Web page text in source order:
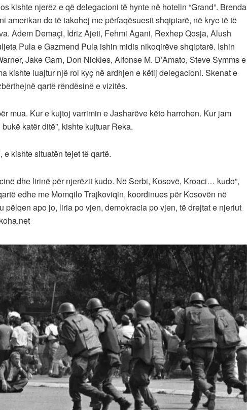
kishte njerëz e që delegacioni të hynte në hotelin “Grand”. Brenda
amerikan do të takohej me përfaqësuesit shqiptarë, në krye të të
Adem Demaçi, Idriz Ajeti, Fehmi Agani, Rexhep Qosja, Alush
Pula e Gazmend Pula ishin midis nikoqirëve shqiptarë. Ishin
Jake Garn, Don Nickles, Alfonse M. D’Amato, Steve Symms e
kishte luajtur një rol kyç në ardhjen e këtij delegacioni. Skenat e
qartë rëndësinë e vizitës.
mua. Kur e kujtoj varrimin e Jasharëve këto harrohen. Kur jam
katër ditë”, kishte kujtuar Reka.
kishte situatën tejet të qartë.
dhe lirinë për njerëzit kudo. Në Serbi, Kosovë, Kroaci… kudo”,
edhe me Momqilo Trajkoviqin, koordinues për Kosovën në
pëlqen apo jo, liria po vjen, demokracia po vjen, të drejtat e njeriut